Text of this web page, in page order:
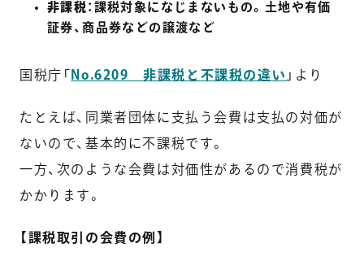
非課税 ：課税対象になじまないもの。土地や有価
証券、商品券などの譲渡など
国税庁「 No.6209 非課税と不課税の違い 」より
たとえば、同業者団体に支払う会費は支払の対価が
ないので、基本的に不課税です。
一方、次のような会費は対価性があるので消費税が
かかります。
【課税取引の会費の例】